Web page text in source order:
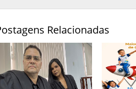
Relacionadas